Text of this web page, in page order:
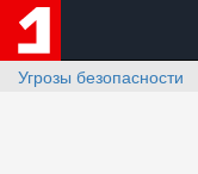
Угрозы безопасности